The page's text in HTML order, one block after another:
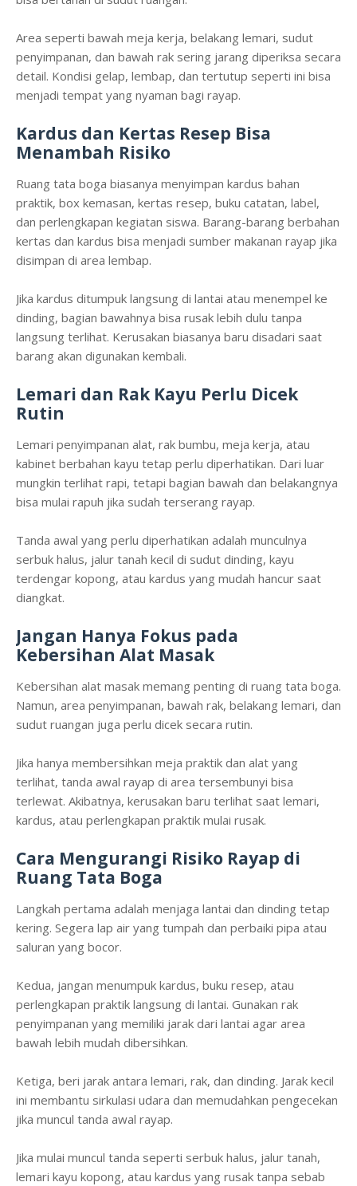
Area seperti bawah meja kerja, belakang lemari, sudut
penyimpanan, dan bawah rak sering jarang diperiksa secara
detail. Kondisi gelap, lembap, dan tertutup seperti ini bisa
menjadi tempat yang nyaman bagi rayap.
Kardus dan Kertas Resep Bisa
Menambah Risiko
Ruang tata boga biasanya menyimpan kardus bahan
praktik, box kemasan, kertas resep, buku catatan, label,
dan perlengkapan kegiatan siswa. Barang-barang berbahan
kertas dan kardus bisa menjadi sumber makanan rayap jika
disimpan di area lembap.
Jika kardus ditumpuk langsung di lantai atau menempel ke
dinding, bagian bawahnya bisa rusak lebih dulu tanpa
langsung terlihat. Kerusakan biasanya baru disadari saat
barang akan digunakan kembali.
Lemari dan Rak Kayu Perlu Dicek
Rutin
Lemari penyimpanan alat, rak bumbu, meja kerja, atau
kabinet berbahan kayu tetap perlu diperhatikan. Dari luar
mungkin terlihat rapi, tetapi bagian bawah dan belakangnya
bisa mulai rapuh jika sudah terserang rayap.
Tanda awal yang perlu diperhatikan adalah munculnya
serbuk halus, jalur tanah kecil di sudut dinding, kayu
terdengar kopong, atau kardus yang mudah hancur saat
diangkat.
Jangan Hanya Fokus pada
Kebersihan Alat Masak
Kebersihan alat masak memang penting di ruang tata boga.
Namun, area penyimpanan, bawah rak, belakang lemari, dan
sudut ruangan juga perlu dicek secara rutin.
Jika hanya membersihkan meja praktik dan alat yang
terlihat, tanda awal rayap di area tersembunyi bisa
terlewat. Akibatnya, kerusakan baru terlihat saat lemari,
kardus, atau perlengkapan praktik mulai rusak.
Cara Mengurangi Risiko Rayap di
Ruang Tata Boga
Langkah pertama adalah menjaga lantai dan dinding tetap
kering. Segera lap air yang tumpah dan perbaiki pipa atau
saluran yang bocor.
Kedua, jangan menumpuk kardus, buku resep, atau
perlengkapan praktik langsung di lantai. Gunakan rak
penyimpanan yang memiliki jarak dari lantai agar area
bawah lebih mudah dibersihkan.
Ketiga, beri jarak antara lemari, rak, dan dinding. Jarak kecil
ini membantu sirkulasi udara dan memudahkan pengecekan
jika muncul tanda awal rayap.
Jika mulai muncul tanda seperti serbuk halus, jalur tanah,
lemari kayu kopong, atau kardus yang rusak tanpa sebab